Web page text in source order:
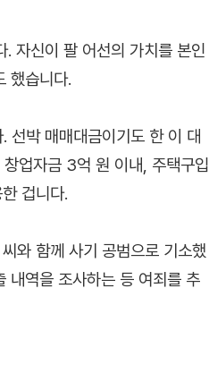
자신이 팔 어선의 가치를 본인
했습니다.
선박 매매대금이기도 한 이 대
업자금 3억 원 이내, 주택구입
겁니다.
와 함께 사기 공범으로 기소했
내역을 조사하는 등 여죄를 추